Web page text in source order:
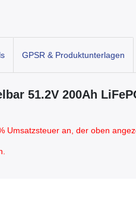
GPSR & Produktunterlagen
51.2V 200Ah
an, der oben